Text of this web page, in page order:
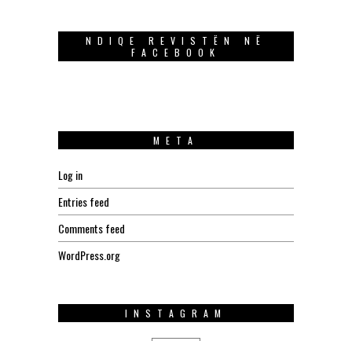
NDIQE REVISTËN NË
FACEBOOK
META
Log in
Entries feed
Comments feed
WordPress.org
INSTAGRAM